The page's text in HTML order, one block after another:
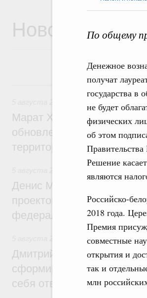
По общему
Денежное
получат
государства в
не будет
физических
об этом
Решение
являются
Российско-
2018 года.
Премия
совместные
открытия и
так и
млн
Новости
5
Марат Хуснуллин: Более
обновлено в России при
территорий
Инструменты
Денис Мантуров провёл
проектов института
федеральном округе
Молодёжная политика
Дмитрий Чернышенко:
сформировал целое
себя ответственность за